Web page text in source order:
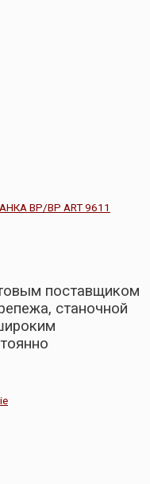
ВР/ВР ART 9611
поставщиком
станочной